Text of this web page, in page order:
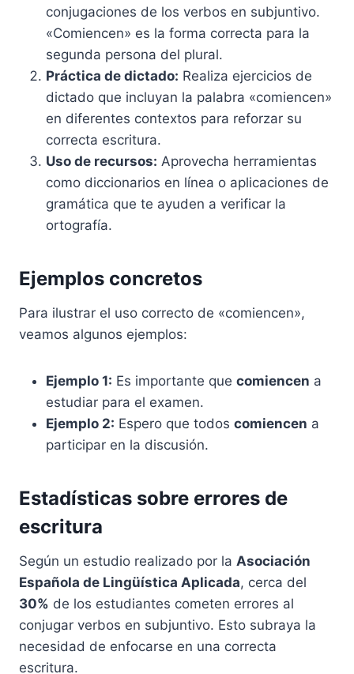
conjugaciones de los verbos en subjuntivo.
«Comiencen» es la forma correcta para la
segunda persona del plural.
Práctica de dictado: Realiza ejercicios de
dictado que incluyan la palabra «comiencen»
en diferentes contextos para reforzar su
correcta escritura.
Uso de recursos: Aprovecha herramientas
como diccionarios en línea o aplicaciones de
gramática que te ayuden a verificar la
ortografía.
Ejemplos concretos
Para ilustrar el uso correcto de «comiencen»,
veamos algunos ejemplos:
Ejemplo 1: Es importante que comiencen a
estudiar para el examen.
Ejemplo 2: Espero que todos comiencen a
participar en la discusión.
Estadísticas sobre errores de
escritura
Según un estudio realizado por la Asociación
Española de Lingüística Aplicada, cerca del
30% de los estudiantes cometen errores al
conjugar verbos en subjuntivo. Esto subraya la
necesidad de enfocarse en una correcta
escritura.